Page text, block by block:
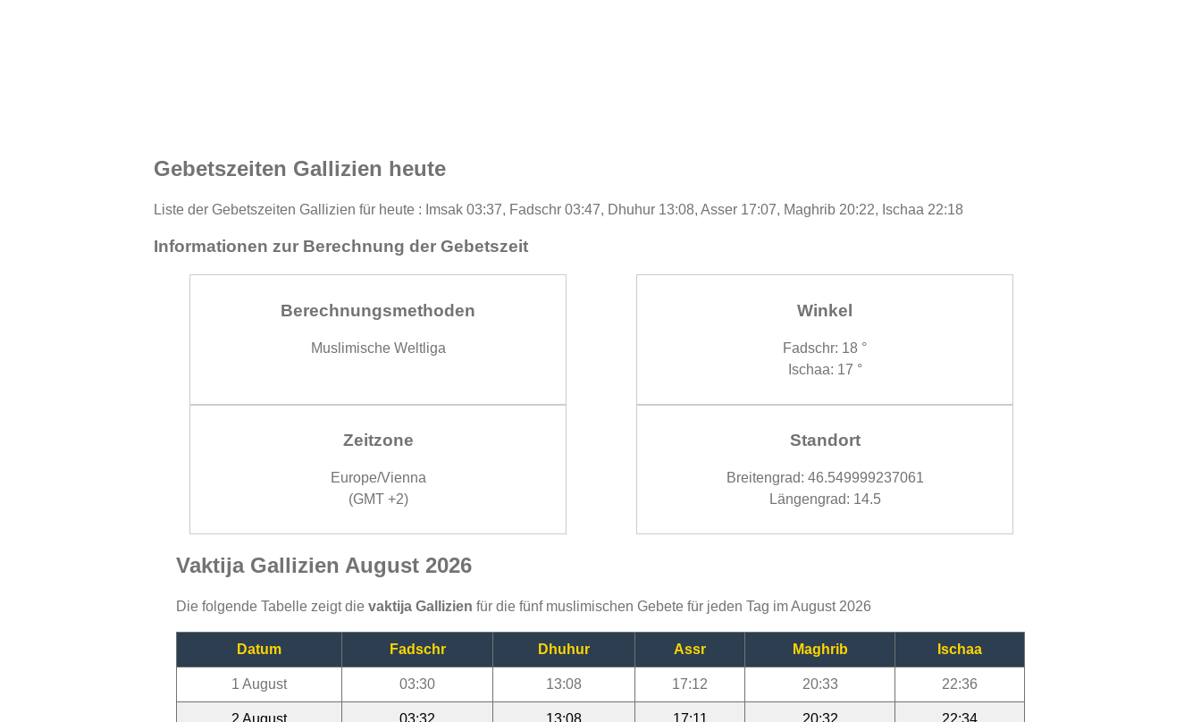
Gebetszeiten Gallizien heute
Liste der Gebetszeiten Gallizien für heute : Imsak 03:37, Fadschr 03:47, Dhuhur 13:08, Asser 17:07, Maghrib 20:22, Ischaa 22:18
Informationen zur Berechnung der Gebetszeit
Berechnungsmethoden
Muslimische Weltliga
Winkel
Fadschr: 18 °
Ischaa: 17 °
Zeitzone
Europe/Vienna
(GMT +2)
Standort
Breitengrad: 46.549999237061
Längengrad: 14.5
Vaktija Gallizien August 2026
Die folgende Tabelle zeigt die vaktija Gallizien für die fünf muslimischen Gebete für jeden Tag im August 2026
Datum Fadschr Dhuhur Assr Maghrib Ischaa
1 August 03:30 13:08 17:12 20:33 22:36
2 August 03:32 13:08 17:11 20:32 22:34